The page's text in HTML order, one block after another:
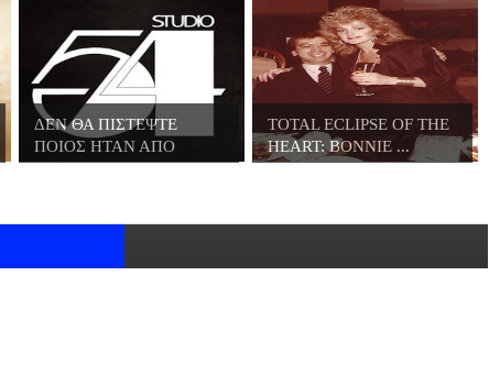
ΔΕΝ ΘΑ ΠΙΣΤΕΨΤΕ
ΠΟΙΟΣ ΗΤΑΝ ΑΠΟ
ΤΟΥΣ...
TOTAL ECLIPSE OF THE
HEART: BONNIE ...